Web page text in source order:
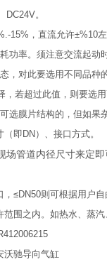
DC24V。
15%，直流允许±%10
功率。须注意交流起
，对此要选用不同品
若超过此值，则要选
选膜片结构的，但如果
即DN）、接口方式。
场管道内径尺寸来定
≤DN50则可根据用户
围之内。如热水、蒸
沃驰导向气缸